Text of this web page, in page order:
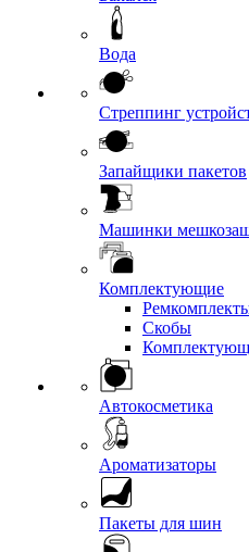
Вода
Стреппинг
Запайщики пакетов
Машинки
Комплектующие
Скобы
Автокосметика
Ароматизаторы
Пакеты для шин